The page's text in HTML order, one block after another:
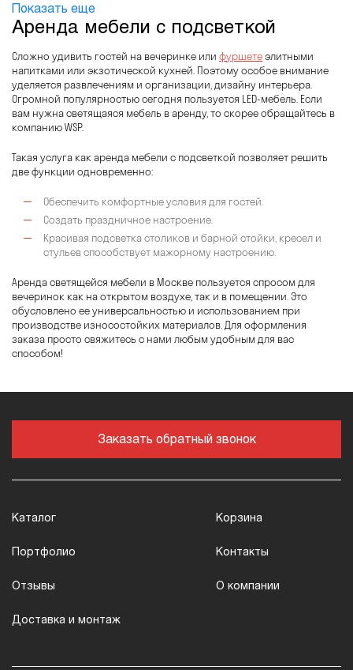
Показать еще
Аренда мебели с подсветкой
Сложно удивить гостей на вечеринке или фуршетеэлитными
напитками или экзотической кухней. Поэтому особое внимание
уделяется развлечениям и организации, дизайну интерьера.
Огромной популярностью сегодня пользуется LED-мебель. Если
вам нужна светящаяся мебель в аренду, то скорее обращайтесь в
компанию WSP.
Такая услуга как аренда мебели с подсветкой позволяет решить
две функции одновременно:
Обеспечить комфортные условия для гостей.
Создать праздничное настроение.
Красивая подсветка столиков и барной стойки, кресел и
стульев способствует мажорному настроению.
Аренда светящейся мебели в Москве пользуется спросом для
вечеринок как на открытом воздухе, так и в помещении. Это
обусловлено ее универсальностью и использованием при
производстве износостойких материалов. Для оформления
заказа просто свяжитесь с нами любым удобным для вас
способом!
Заказать обратный звонок
Каталог Корзина
Портфолио Контакты
Отзывы О компании
Доставка и монтаж